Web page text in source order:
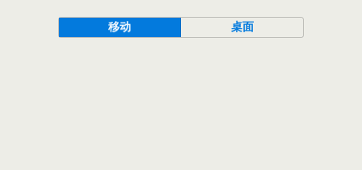
移动 桌面